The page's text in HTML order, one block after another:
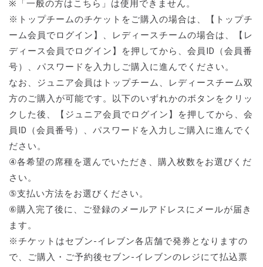
※「一般の方はこちら」は使用できません。
※トップチームのチケットをご購入の場合は、【トップチ
ーム会員でログイン】、レディースチームの場合は、【レ
ディース会員でログイン】を押してから、会員ID（会員番
号）、パスワードを入力しご購入に進んでください。
なお、ジュニア会員はトップチーム、レディースチーム双
方のご購入が可能です。以下のいずれかのボタンをクリッ
クした後、【ジュニア会員でログイン】を押してから、会
員ID（会員番号）、パスワードを入力しご購入に進んでく
ださい。
④各希望の席種を選んでいただき、購入枚数をお選びくだ
さい。
⑤支払い方法をお選びください。
⑥購入完了後に、ご登録のメールアドレスにメールが届き
ます。
※チケットはセブン-イレブン各店舗で発券となりますの
で、ご購入・ご予約後セブン-イレブンのレジにて払込票